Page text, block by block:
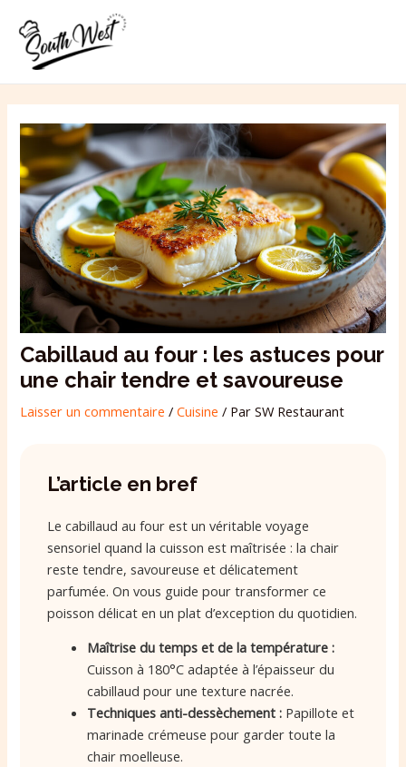
contenu
Cabillaud au four : les astuces pour
une chair tendre et savoureuse
Laisser un commentaire /Cuisine / ParSW Restaurant
L’article en bref
Le cabillaud au four est un véritable voyage
sensoriel quand la cuisson est maîtrisée : la chair
reste tendre, savoureuse et délicatement
parfumée. On vous guide pour transformer ce
poisson délicat en un plat d’exception du quotidien.
Maîtrise du temps et de la température :
Cuisson à 180°C adaptée à l’épaisseur du
cabillaud pour une texture nacrée.
Techniques anti-dessèchement : Papillote et
marinade crémeuse pour garder toute la
chair moelleuse.